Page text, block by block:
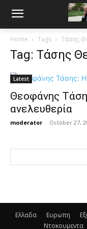
Home Tags Τάσης
Tag: Τάσης
Latest
Θεοφάνης
ανελευθερία
moderator - October 27,
Ελλαδα Ευρωπη
Ντοκουμεντα